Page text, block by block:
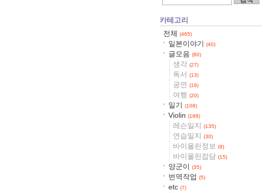
카테고리
전체
(465)
일본이야기 (40)
글모음 (80)
생각 (27)
독서 (13)
공연 (19)
여행 (20)
일기 (108)
Violin (189)
레슨일지 (135)
연습일지 (30)
바이올린정보 (9)
바이올린잡담 (15)
양군이 (35)
번역작업 (5)
etc (7)